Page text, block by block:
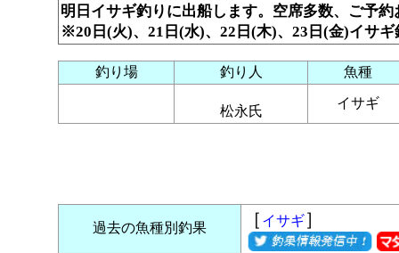
明日イサギ釣りに出船します。空席多数、ご予
※20日(火)、21日(水)、22日(木)、23日(金)イサ
釣り場 釣り人 魚種
松永氏
イサギ
過去の魚種別釣果 ［ イサギ］